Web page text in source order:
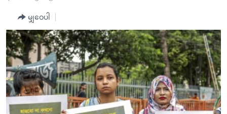
ကျော်
ကြည့်
ရန်
ပင်မ
အ
ညွန်း
အစ္စရေး-ပါလက်စတိုင်း
အင်္ဂလိပ်စာလေ့လာမယ်
အမေရိကန်သုံးအီဒီယံ
မကြေးမုံရဲ့ အင်္ဂလိပ်စာ
ရုပ်ရှင်ထဲက အင်္ဂလိပ်စာ
သုတပဒေသာ အင်္ဂလိပ်စာ
အပတ်စဉ်ကဏ္ဍများ
ရေဒီယို
တီဗွီ
ရေဒီယိုနှင့်ရုပ်သံ အချက်အလက်များ
ရေဒီယို/တီဗွီအစီအစဉ်
Learning English
မျှဝေပါ